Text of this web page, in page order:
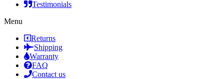
Testimonials
Menu
Returns
Shipping
Warranty
FAQ
Contact us